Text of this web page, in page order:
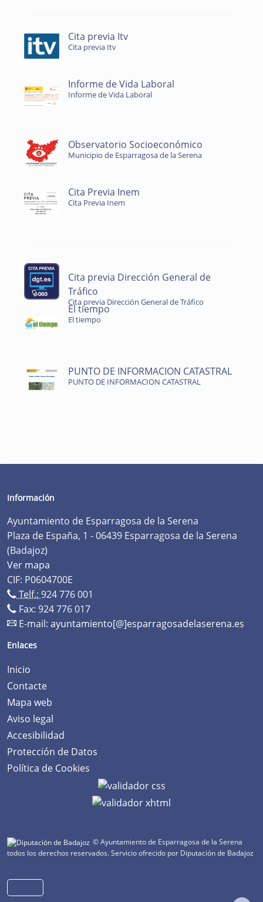
Cita previa Itv
Cita previa Itv
Informe de Vida Laboral
Informe de Vida Laboral
Observatorio Socioeconómico
Municipio de Esparragosa de la Serena
Cita Previa Inem
Cita Previa Inem
Cita previa Dirección General de
Tráfico
Cita previa Dirección General de Tráfico
El tiempo
El tiempo
PUNTO DE INFORMACION CATASTRAL
PUNTO DE INFORMACION CATASTRAL
Información
Ayuntamiento de Esparragosa de la Serena
Plaza de España, 1 - 06439 Esparragosa de la Serena
(Badajoz)
Ver mapa
CIF: P0604700E
Telf.: 924 776 001
Fax: 924 776 017
E-mail: ayuntamiento[@]esparragosadelaserena.es
Enlaces
Inicio
Contacte
Mapa web
Aviso legal
Accesibilidad
Protección de Datos
Política de Cookies
© Ayuntamiento de Esparragosa de la Serena
todos los derechos reservados.Servicio ofrecido por Diputación de Badajoz